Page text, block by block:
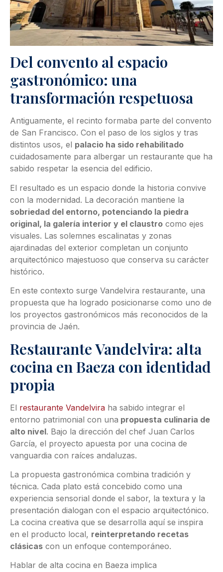
Del convento al espacio
gastronómico: una
transformación respetuosa
Antiguamente, el recinto formaba parte del convento
de San Francisco. Con el paso de los siglos y tras
distintos usos, el palacio ha sido rehabilitado
cuidadosamente para albergar un restaurante que ha
sabido respetar la esencia del edificio.
El resultado es un espacio donde la historia convive
con la modernidad. La decoración mantiene la
sobriedad del entorno, potenciando la piedra
original, la galería interior y el claustro como ejes
visuales. Las solemnes escalinatas y zonas
ajardinadas del exterior completan un conjunto
arquitectónico majestuoso que conserva su carácter
histórico.
En este contexto surge Vandelvira restaurante, una
propuesta que ha logrado posicionarse como uno de
los proyectos gastronómicos más reconocidos de la
provincia de Jaén.
Restaurante Vandelvira: alta
cocina en Baeza con identidad
propia
El restaurante Vandelvira ha sabido integrar el
entorno patrimonial con una propuesta culinaria de
alto nivel. Bajo la dirección del chef Juan Carlos
García, el proyecto apuesta por una cocina de
vanguardia con raíces andaluzas.
La propuesta gastronómica combina tradición y
técnica. Cada plato está concebido como una
experiencia sensorial donde el sabor, la textura y la
presentación dialogan con el espacio arquitectónico.
La cocina creativa que se desarrolla aquí se inspira
en el producto local, reinterpretando recetas
clásicas con un enfoque contemporáneo.
Hablar de alta cocina en Baeza implica